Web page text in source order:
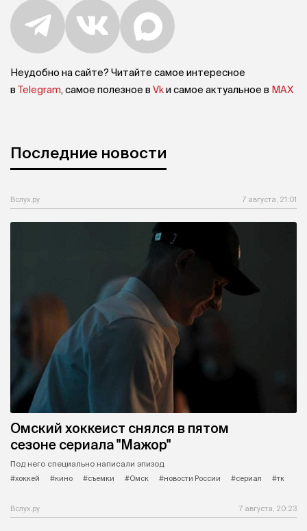
Неудобно на сайте? Читайте самое интересное
в Telegram, самое полезное в Vkи самое актуальное в MAX
Последние новости
Вслух.ру 7 августа, 21:01
Омский хоккеист снялся в пятом
сезоне сериала "Мажор"
Под него специально написали эпизод.
#хоккей
#кино #съемки #Омск #новости России #сериал #тк
Вслух.ру 7 августа, 20:23